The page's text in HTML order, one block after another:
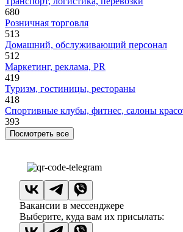
680
Розничная торговля
513
Домашний, обслуживающий персонал
512
Маркетинг, реклама, PR
419
Туризм, гостиницы, рестораны
418
Спортивные клубы, фитнес, салоны
393
Посмотреть все
Вакансии в мессенджере
Выберите, куда вам их присылать: